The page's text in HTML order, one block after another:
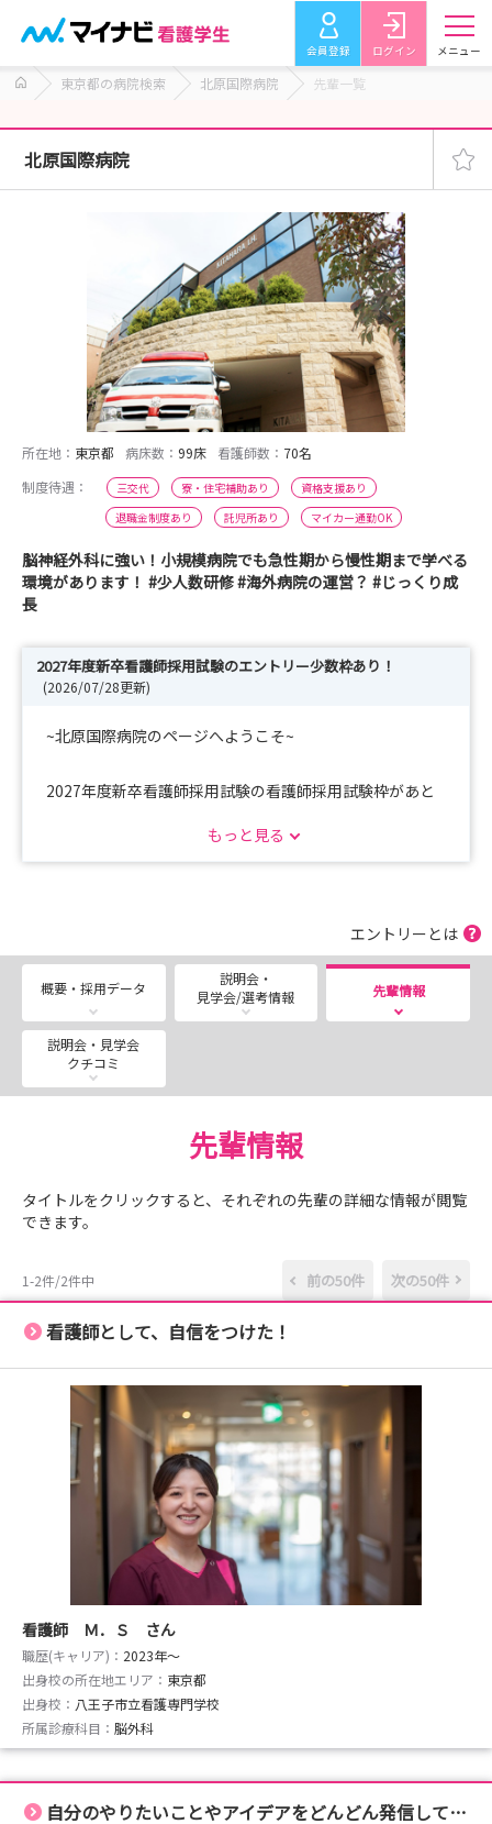
会員登録 ログイン メニュー
東京都の病院検索 北原国際病院 先輩一覧
北原国際病院
所在地： 東京都 病床数： 99床 看護師数： 70名
制度待遇：
三交代 寮・住宅補助あり
資格支援あり
退職金制度あり
託児所あり マイカー通勤OK
脳神経外科に強い！小規模病院でも急性期から慢性期まで学べる
環境があります！ #少人数研修 #海外病院の運営？ #じっくり成
長
2027年度新卒看護師採用試験のエントリー少数枠あり！
(2026/07/28更新)
~北原国際病院のページへようこそ~
2027年度新卒看護師採用試験の看護師採用試験枠があと
マイナビ看護学生よりエントリーお待ちしております！！
【対面・全学年対象】脳血管模型セミナー
【対面27/28卒】看護学生のための1day看護体験
【対面：27/28年度卒対象】見学＆説明会
【WEB】27/28年度卒対象見学＆説明会
トリーお待ちしております。
ただきますので、まずはご連絡をお待ちください！！
もっと見る
エントリーとは
概要・採用データ
説明会・
見学会/選考情報
先輩情報
説明会・見学会
クチコミ
先輩情報
タイトルをクリックすると、それぞれの先輩の詳細な情報が閲覧
できます。
1-2件/2件中 前の50件 次の50件
看護師として、自信をつけた！
看護師 Ｍ．Ｓ さん
職歴(キャリア)： 2023年〜
出身校の所在地エリア： 東京都
出身校： 八王子市立看護専門学校
所属診療科目： 脳外科
自分のやりたいことやアイデアをどんどん発信していける環境